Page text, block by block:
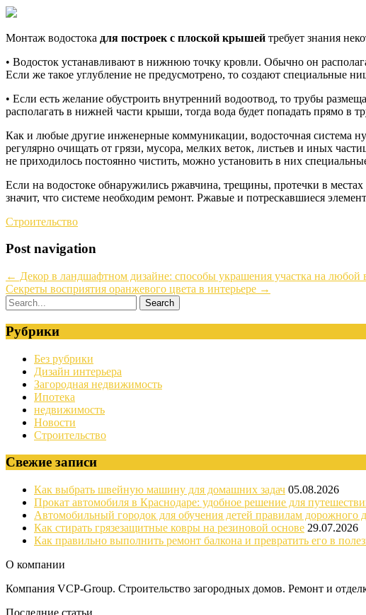
Монтаж водостока для построек с плоской крышей требует знания
• Водосток устанавливают в нижнюю точку кровли. Обычно он
Если же такое углубление не предусмотрено, то создают специальные
• Если есть желание обустроить внутренний водоотвод, то трубы
располагать в нижней части крыши, тогда вода будет попадать прямо в
Как и любые другие инженерные коммуникации, водосточная система
регулярно очищать от грязи, мусора, мелких веток, листьев и иных
не приходилось постоянно чистить, можно установить в них
Если на водостоке обнаружились ржавчина, трещины, протечки в
значит, что системе необходим ремонт. Ржавые и потрескавшиеся
Строительство
Post navigation
← Декор в ландшафтном дизайне: способы украшения участка на любой
Секреты восприятия оранжевого цвета в интерьере →
Рубрики
Без рубрики
Дизайн интерьера
Загородная недвижимость
Ипотека
недвижимость
Новости
Строительство
Свежие записи
Как выбрать швейную машину для домашних задач 05.08.2026
Прокат автомобиля в Краснодаре: удобное решение для
Автомобильный городок для обучения детей правилам дорожного
Как стирать грязезащитные ковры на резиновой основе 29.07.2026
Как правильно выполнить ремонт балкона и превратить его в
О компании
Компания VCP-Group. Строительство загородных домов. Ремонт и
Последние статьи